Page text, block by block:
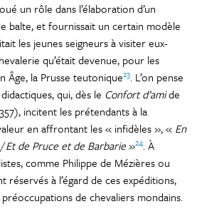
un rôle dans l’élaboration d’un
balte, et fournissait un certain modèle
les jeunes seigneurs à visiter eux-
qu’était devenue, pour les
Âge, la Prusse teutonique23. L’on pense
qui, dès le Confort d’amide
incitent les prétendants à la
en affrontant les « infidèles », « En
Et de Pruce et de Barbarie»24. À
comme Philippe de Mézières ou
à l’égard de ces expéditions,
de chevaliers mondains.